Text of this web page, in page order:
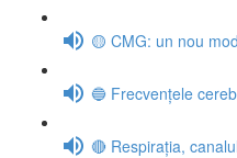
🟡 CMG: un nou
🔵 Frecvențele
🔴 Respirația,